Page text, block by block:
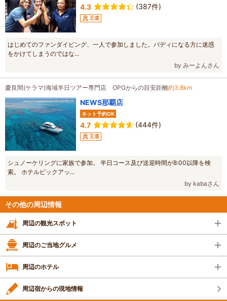
4.3 (387件)
王道
はじめてのファンダイビング、一人で参加しました。バディになる方に迷惑
をかけてしまうのではな...
by みーよんさん
慶良間(ケラマ)海域半日ツアー専門店 OPGからの目安距離約3.8km
NEWS那覇店
ネット予約OK
4.7 (444件)
王道
シュノーケリングに家族で参加。 半日コース及び送迎時間が8:00以降を検
索。 ホテルピックアッ...
by kabaさん
その他の周辺情報
周辺の観光スポット
周辺のご当地グルメ
周辺のホテル
周辺宿からの現地情報